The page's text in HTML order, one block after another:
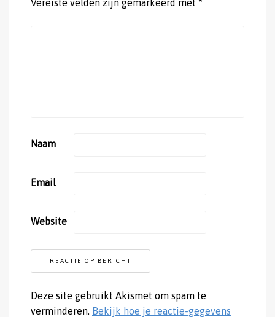
Vereiste velden zijn gemarkeerd met *
Naam
Email
Website
Deze site gebruikt Akismet om spam te
verminderen. Bekijk hoe je reactie-gegevens